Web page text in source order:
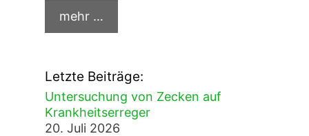
Letzte Beiträge:
Untersuchung von Zecken auf
Krankheitserreger
20. Juli 2026